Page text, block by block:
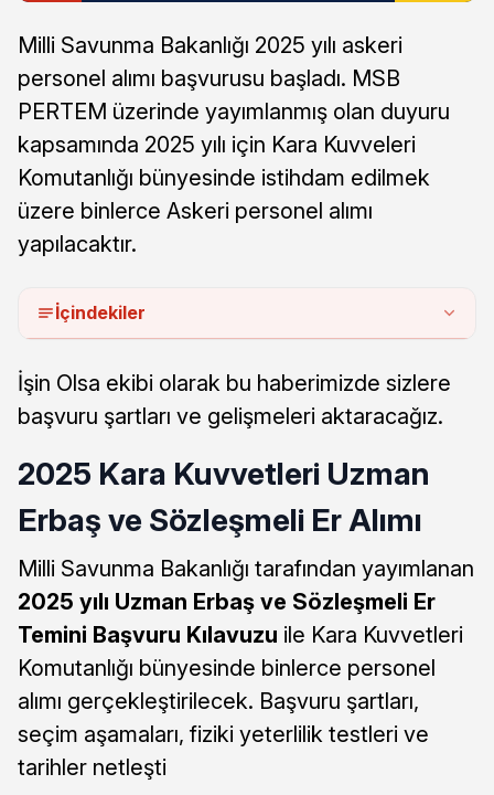
Milli Savunma Bakanlığı 2025 yılı askeri
personel alımı başvurusu başladı. MSB
PERTEM üzerinde yayımlanmış olan duyuru
kapsamında 2025 yılı için Kara Kuvveleri
Komutanlığı bünyesinde istihdam edilmek
üzere binlerce Askeri personel alımı
yapılacaktır.
İçindekiler
İşin Olsa ekibi olarak bu haberimizde sizlere
başvuru şartları ve gelişmeleri aktaracağız.
2025 Kara Kuvvetleri Uzman
Erbaş ve Sözleşmeli Er Alımı
Milli Savunma Bakanlığı tarafından yayımlanan
2025 yılı Uzman Erbaş ve Sözleşmeli Er
Temini Başvuru Kılavuzu ile Kara Kuvvetleri
Komutanlığı bünyesinde binlerce personel
alımı gerçekleştirilecek. Başvuru şartları,
seçim aşamaları, fiziki yeterlilik testleri ve
tarihler netleşti